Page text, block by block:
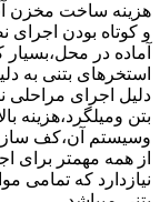
هزینه ساخت مخزن
و کوتاه بودن
آماده در محل،بسیار
استخرهای بتنی به
دلیل اجرای
بتن ومیلگرد،هزینه
وسیستم آن،کف
از همه مهمتر برای
نیازدارد که تمامی